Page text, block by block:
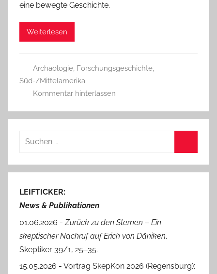
eine bewegte Geschichte.
Weiterlesen
Archäologie, Forschungsgeschichte,
Süd-/Mittelamerika
Kommentar hinterlassen
Suchen
LEIFTICKER:
News & Publikationen
01.06.2026 - Zurück zu den Sternen ‒ Ein
skeptischer Nachruf auf Erich von Däniken.
Skeptiker 39/1, 25‒35.
15.05.2026 - Vortrag SkepKon 2026 (Regensburg):